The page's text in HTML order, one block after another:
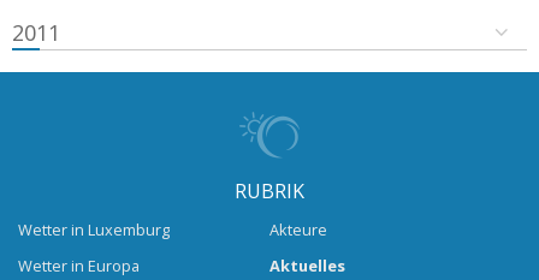
2011
RUBRIK
Wetter in Luxemburg
Wetter in Europa
Akteure
Aktuelles